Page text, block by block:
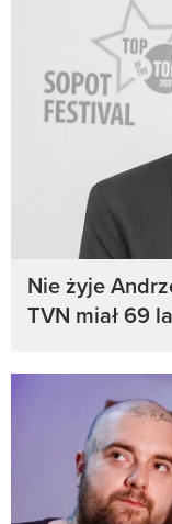
Nie żyje
TVN miał 69